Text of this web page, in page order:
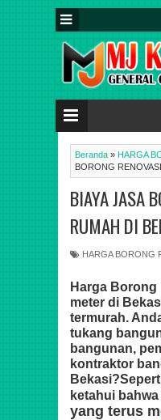
Beranda » HARGA
BORONG
BIAYA JASA
RUMAH DI
HARGA BORONG
Harga
meter di
termurah.
tukang
bangunan,
kontraktor
ketahui
yang terus